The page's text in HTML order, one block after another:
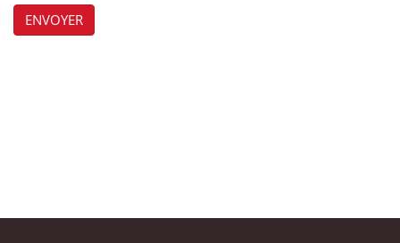
ENVOYER